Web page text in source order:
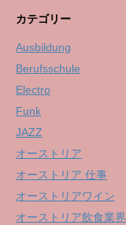
カテゴリー
Ausbildung
Berufsschule
Electro
Funk
JAZZ
オーストリア
オーストリア 仕事
オーストリアワイン
オーストリア飲食業界